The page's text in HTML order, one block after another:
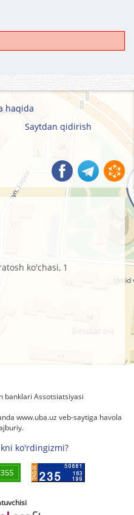
haqida
Saytdan qidirish
ko'chasi, 1
banklari Assоtsiatsiyasi
www.uba.uz veb-saytiga havola
ko'rdingizmi?